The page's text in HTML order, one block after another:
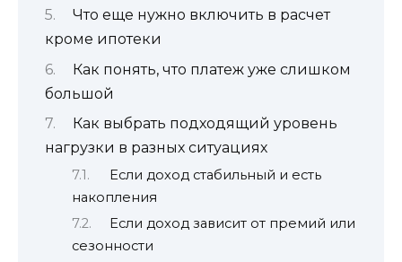
Что еще нужно включить в расчет
кроме ипотеки
Как понять, что платеж уже слишком
большой
Как выбрать подходящий уровень
нагрузки в разных ситуациях
Если доход стабильный и есть
накопления
Если доход зависит от премий или
сезонности